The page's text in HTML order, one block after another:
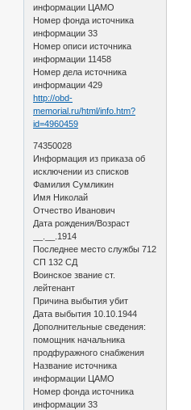
информации ЦАМО
Номер фонда источника
информации 33
Номер описи источника
информации 11458
Номер дела источника
информации 429
http://obd-
memorial.ru/html/info.htm?
id=4960459
74350028
Информация из приказа об
исключении из списков
Фамилия Сумликин
Имя Николай
Отчество Иванович
Дата рождения/Возраст
__.__.1914
Последнее место службы 712
СП 132 СД
Воинское звание ст.
лейтенант
Причина выбытия убит
Дата выбытия 10.10.1944
Дополнительные сведения:
помощник начальника
продфуражного снабжения
Название источника
информации ЦАМО
Номер фонда источника
информации 33